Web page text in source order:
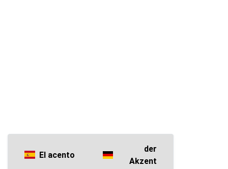
El acento
der
Akzent